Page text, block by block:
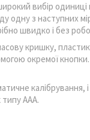
вибір
одну з наступних
швидко і без
кришку,
окремої кнопки.
ААА.